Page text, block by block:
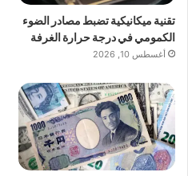
تقنية ميكانيكية تضبط مصادر الضوء
الكمومي في درجة حرارة الغرفة
أغسطس 10, 2026